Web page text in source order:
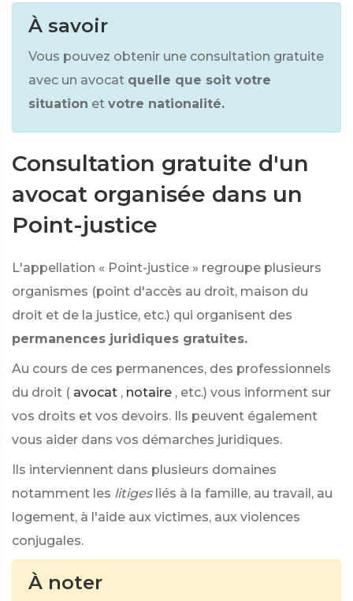
À savoir
Vous pouvez obtenir une consultation gratuite
avec un avocat quelle que soit votre
situation et votre nationalité.
Consultation gratuite d'un
avocat organisée dans un
Point-justice
L'appellation « Point-justice » regroupe plusieurs
organismes (point d'accès au droit, maison du
droit et de la justice, etc.) qui organisent des
permanences juridiques gratuites.
Au cours de ces permanences, des professionnels
du droit ( avocat , notaire , etc.) vous informent sur
vos droits et vos devoirs. Ils peuvent également
vous aider dans vos démarches juridiques.
Ils interviennent dans plusieurs domaines
notamment les litiges liés à la famille, au travail, au
logement, à l'aide aux victimes, aux violences
conjugales.
À noter